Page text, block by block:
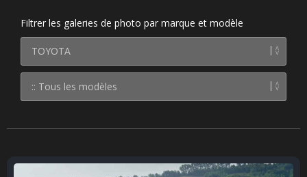
Filtrer les galeries de photo par marque et modèle